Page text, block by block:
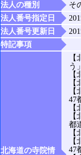
法人の種別
そ
法人番号指定日
法人番号更新日
特記事項
北海道の寺院情
う」
47
都
47